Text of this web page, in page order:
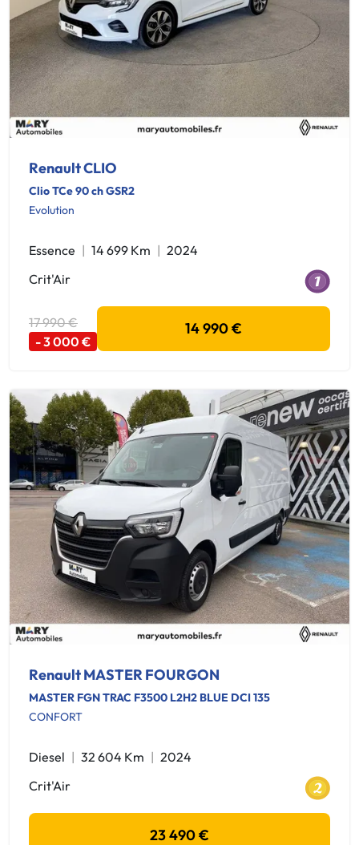
Renault CLIO
Clio TCe 90 ch GSR2
Evolution
Essence 14 699 Km
2024
Crit'Air
17 990 €
- 3 000 €
14 990 €
Renault MASTER FOURGON
MASTER FGN TRAC F3500 L2H2 BLUE DCI 135
CONFORT
Diesel 32 604 Km
2024
Crit'Air
23 490 €